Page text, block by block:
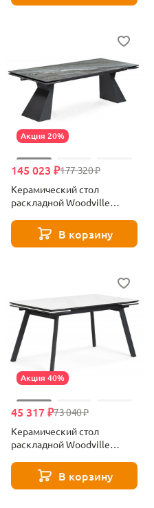
Акция 20%
177 320 ₽
145 023 ₽
Керамический стол
раскладной Woodville
черный 588036В корзину
Акция 40%
73 040 ₽
45 317 ₽
Керамический стол
раскладной Woodville
белый мрамор alpin white /
черный 612197В корзину